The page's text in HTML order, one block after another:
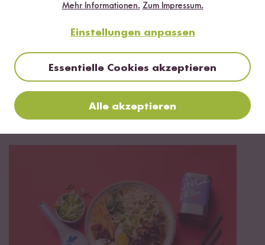
Jetzt sichern
*Das Digitale Rezeptbuch wird dir nach vollständiger Anmeldung zum Newsletter
per E-Mail zugeschickt.
Mehr Informationen. Zum Impressum.
Einstellungen anpassen
Essentielle Cookies akzeptieren
Alle akzeptieren